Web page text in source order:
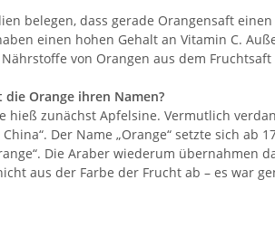
belegen, dass gerade Orangensaft
einen hohen Gehalt an Vitamin C.
von Orangen aus dem
die Orange ihren Namen?
hieß zunächst Apfelsine. Vermutlich
China“. Der Name „Orange“ setzte sich
Die Araber wiederum übernahmen
aus der Farbe der Frucht ab – es war